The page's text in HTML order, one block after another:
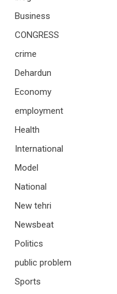
Business
CONGRESS
crime
Dehardun
Economy
employment
Health
International
Model
National
New tehri
Newsbeat
Politics
public problem
Sports